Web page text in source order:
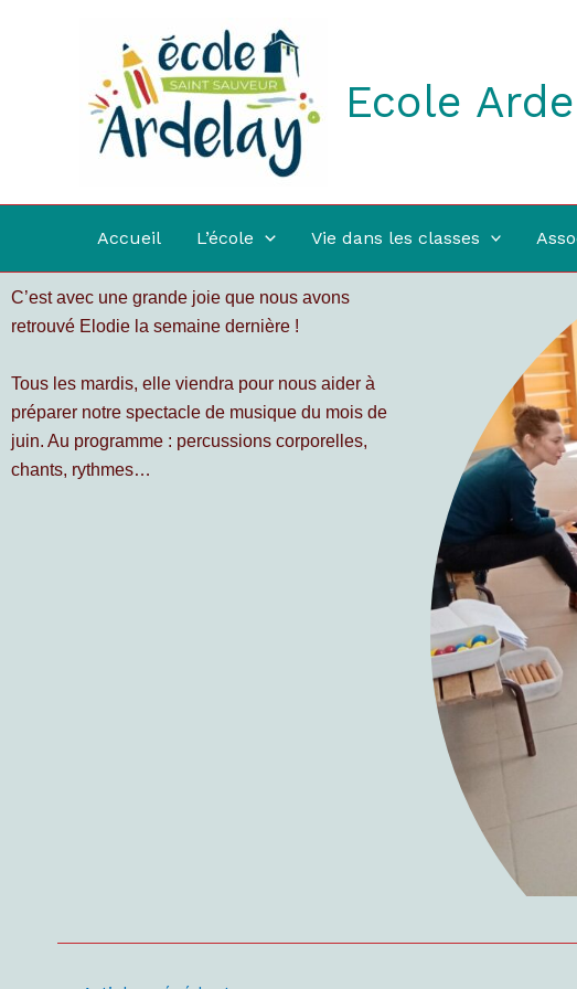
Ecole
Accueil L’école Vie dans les classes
C’est avec une grande joie que nous avons
retrouvé Elodie la semaine dernière !
Tous les mardis, elle viendra pour nous aider à
préparer notre spectacle de musique du mois de
juin. Au programme : percussions corporelles,
chants, rythmes…